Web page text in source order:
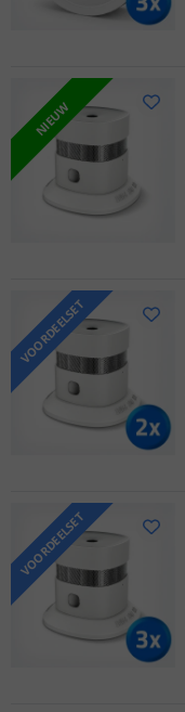
NIEUW
VOORDEELSET
VOORDEELSET